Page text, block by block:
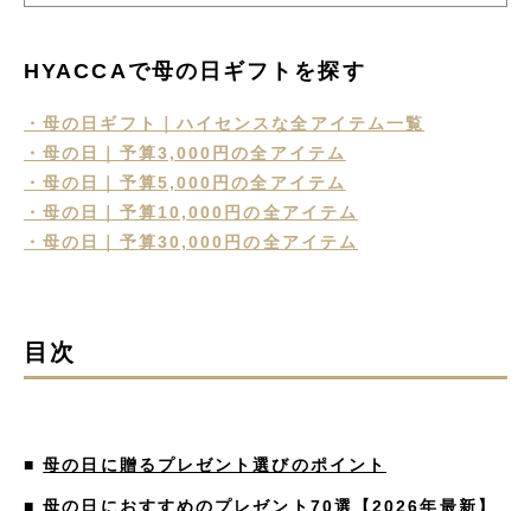
HYACCAで母の日ギフトを探す
・母の日ギフト｜ハイセンスな全アイテム一覧
・母の日｜予算3,000円の全アイテム
・母の日｜予算5,000円の全アイテム
・母の日｜予算10,000円の全アイテム
・母の日｜予算30,000円の全アイテム
目次
■母の日に贈るプレゼント選びのポイント
■母の日におすすめのプレゼント70選【2026年最新】